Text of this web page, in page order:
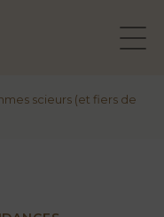
scieurs (et fiers de